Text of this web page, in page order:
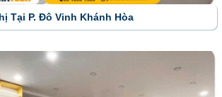
Tại P. Đô Vinh Khánh Hòa